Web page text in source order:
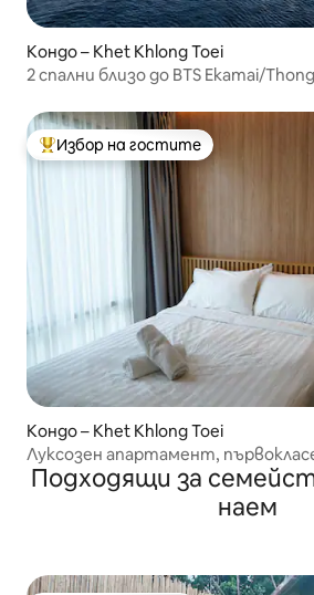
Кондо – Khet Khlong Toei
2 спални близо до BTS Ekamai/
Най-популярен избор на гостите
Избор на гостите
Кондо – Khet Khlong Toei
Луксозен апартамент,
Thonglor.
Подходящи за
наем